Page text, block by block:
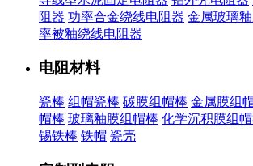
阻器 功率合金绕线电阻器 金属玻璃
率被釉绕线电阻器
电阻材料
瓷棒 组帽瓷棒 碳膜组帽棒 金属膜组
帽棒 玻璃釉膜组帽棒 化学沉积膜组
锡铁棒 铁帽 瓷壳